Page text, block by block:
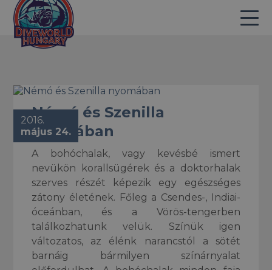
2016.
május 24.
Némó és Szenilla
nyomában
A bohóchalak, vagy kevésbé ismert
nevükön korallsügérek és a doktorhalak
szerves részét képezik egy egészséges
zátony életének. Főleg a Csendes-, Indiai-
óceánban, és a Vörös-tengerben
találkozhatunk velük. Színük igen
változatos, az élénk narancstól a sötét
barnáig bármilyen színárnyalat